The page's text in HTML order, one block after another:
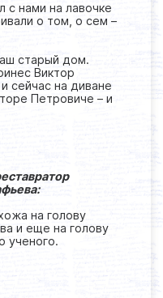
с нами на лавочке
о том, о сем –
старый дом.
Виктор
сейчас на диване
Петровиче – и
на голову
и еще на голову
ученого.